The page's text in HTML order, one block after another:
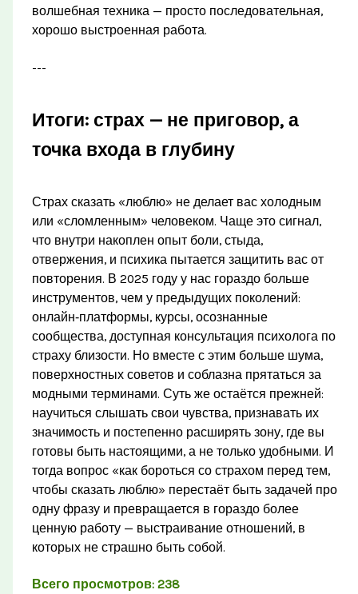
волшебная техника — просто последовательная,
хорошо выстроенная работа.
---
Итоги: страх — не приговор, а
точка входа в глубину
Страх сказать «люблю» не делает вас холодным
или «сломленным» человеком. Чаще это сигнал,
что внутри накоплен опыт боли, стыда,
отвержения, и психика пытается защитить вас от
повторения. В 2025 году у нас гораздо больше
инструментов, чем у предыдущих поколений:
онлайн‑платформы, курсы, осознанные
сообщества, доступная консультация психолога по
страху близости. Но вместе с этим больше шума,
поверхностных советов и соблазна прятаться за
модными терминами. Суть же остаётся прежней:
научиться слышать свои чувства, признавать их
значимость и постепенно расширять зону, где вы
готовы быть настоящими, а не только удобными. И
тогда вопрос «как бороться со страхом перед тем,
чтобы сказать люблю» перестаёт быть задачей про
одну фразу и превращается в гораздо более
ценную работу — выстраивание отношений, в
которых не страшно быть собой.
Всего просмотров: 238